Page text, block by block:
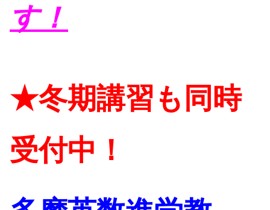
す！
★冬期講習も同時
受付中！